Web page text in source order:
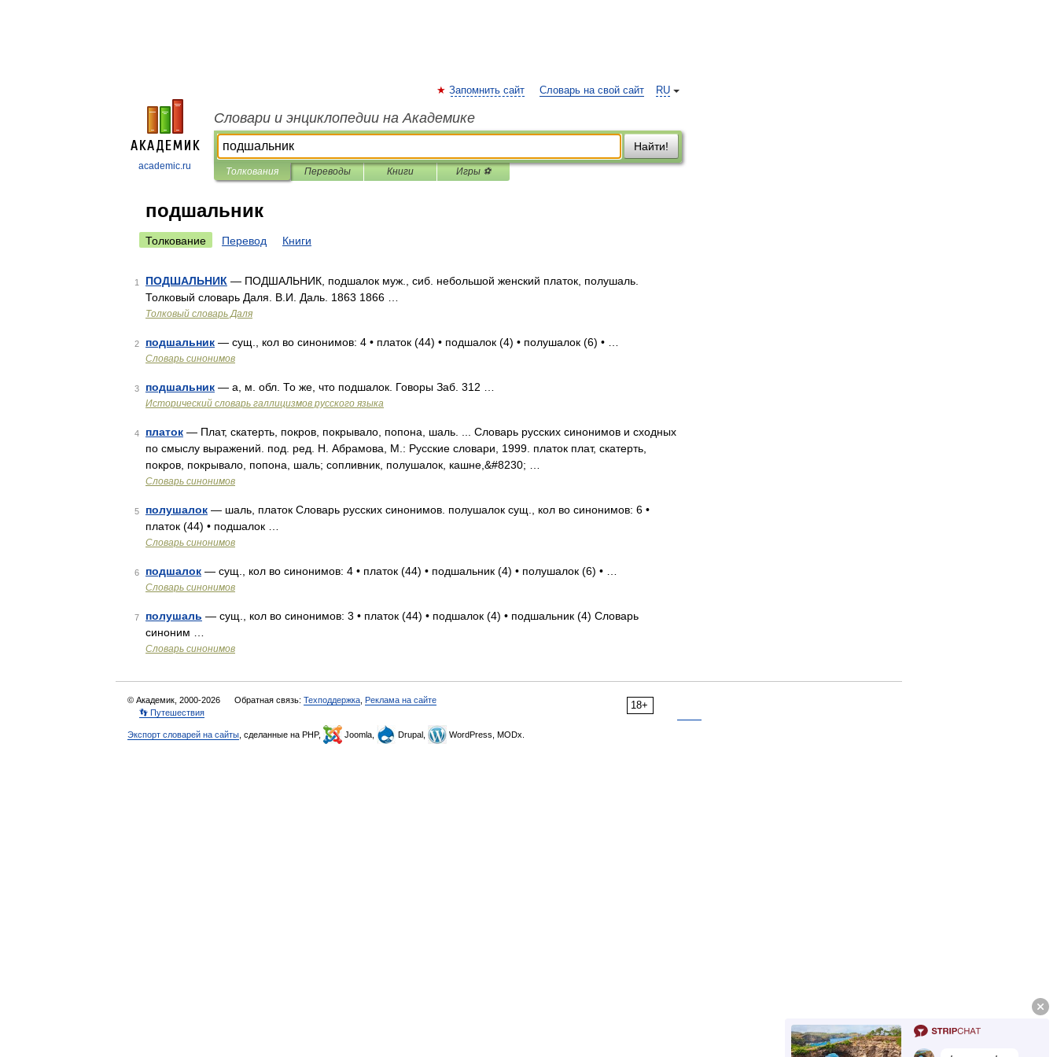
academic.ru
RU
Запомнить сайт Словарь на свой сайт
Словари и энциклопедии на Академике
Найти!
Толкования Переводы Книги Игры ⚽
подшальник
Толкование Перевод Книги
1 ПОДШАЛЬНИК — ПОДШАЛЬНИК, подшалок муж., сиб. небольшой женский платок, полушаль.
Толковый словарь Даля. В.И. Даль. 1863 1866 …
Толковый словарь Даля
2 подшальник — сущ., кол во синонимов: 4 • платок (44) • подшалок (4) • полушалок (6) • …
Словарь синонимов
3 подшальник — а, м. обл. То же, что подшалок. Говоры Заб. 312 …
Исторический словарь галлицизмов русского языка
4 платок — Плат, скатерть, покров, покрывало, попона, шаль. ... Словарь русских синонимов и сходных
по смыслу выражений. под. ред. Н. Абрамова, М.: Русские словари, 1999. платок плат, скатерть,
покров, покрывало, попона, шаль; сопливник, полушалок, кашне,&#8230; …
Словарь синонимов
5 полушалок — шаль, платок Словарь русских синонимов. полушалок сущ., кол во синонимов: 6 •
платок (44) • подшалок …
Словарь синонимов
6 подшалок — сущ., кол во синонимов: 4 • платок (44) • подшальник (4) • полушалок (6) • …
Словарь синонимов
7 полушаль — сущ., кол во синонимов: 3 • платок (44) • подшалок (4) • подшальник (4) Словарь
синоним …
Словарь синонимов
18+
© Академик, 2000-2026 Обратная связь: Техподдержка Реклама на сайте
👣 Путешествия
Экспорт словарей на сайты , сделанные на PHP, Joomla, Drupal, WordPress, MODx.